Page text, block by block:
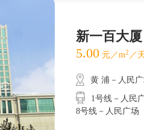
新一百大厦
5.00 元／m2 ／
黄 浦－人民
1号线－人民广
8号线－人民广场